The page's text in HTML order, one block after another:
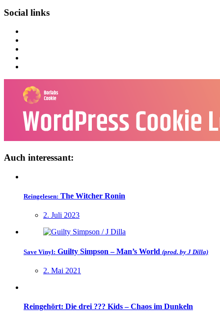
Social links
Auch interessant:
Reingelesen: The Witcher Ronin
2. Juli 2023
Save Vinyl: Guilty Simpson – Man’s World (prod. by J Dilla)
2. Mai 2021
Reingehört: Die drei ??? Kids – Chaos im Dunkeln